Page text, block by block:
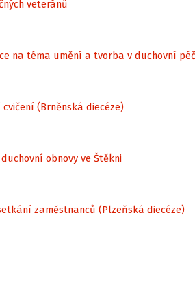
veteránů
na téma umění a tvorba v duchovní
cvičení (Brněnská diecéze)
obnovy ve Štěkni
zaměstnanců (Plzeňská diecéze)